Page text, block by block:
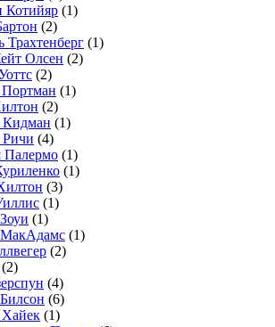
Котийяр (1)
(2)
(1)
Олсен (2)
(2)
(1)
(2)
Кидман (1)
(4)
Палермо (1)
(1)
(3)
(1)
(1)
МакАдамс (1)
(2)
(2)
(4)
(6)
(1)